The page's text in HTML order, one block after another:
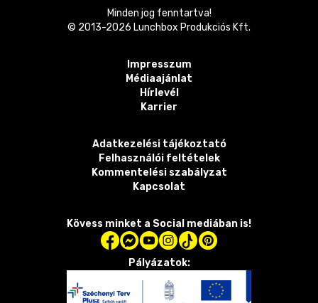
Minden jog fenntartva!
© 2013-2026 Lunchbox Produkciós Kft.
Impresszum
Médiaajánlat
Hírlevél
Karrier
Adatkezelési tájékoztató
Felhasználói feltételek
Kommentelési szabályzat
Kapcsolat
Kövess minket a Social mediában is!
Pályázatok: